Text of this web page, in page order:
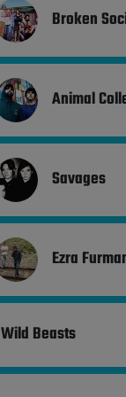
Broken
Animal
Savages
Ezra
Wild Beasts